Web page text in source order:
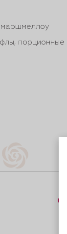
маршмеллоу
порционные